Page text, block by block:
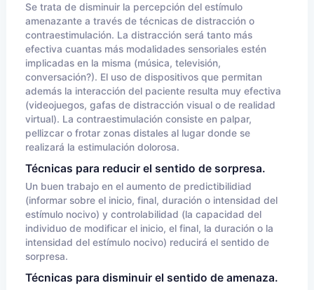
Se trata de disminuir la percepción del estímulo
amenazante a través de técnicas de distracción o
contraestimulación. La distracción será tanto más
efectiva cuantas más modalidades sensoriales estén
implicadas en la misma (música, televisión,
conversación?). El uso de dispositivos que permitan
además la interacción del paciente resulta muy efectiva
(videojuegos, gafas de distracción visual o de realidad
virtual). La contraestimulación consiste en palpar,
pellizcar o frotar zonas distales al lugar donde se
realizará la estimulación dolorosa.
Técnicas para reducir el sentido de sorpresa.
Un buen trabajo en el aumento de predictibilidiad
(informar sobre el inicio, final, duración o intensidad del
estímulo nocivo) y controlabilidad (la capacidad del
individuo de modificar el inicio, el final, la duración o la
intensidad del estímulo nocivo) reducirá el sentido de
sorpresa.
Técnicas para disminuir el sentido de amenaza.